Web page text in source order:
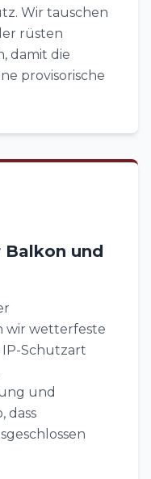
Wir tauschen
rüsten
damit die
provisorische
und
wir wetterfeste
IP-Schutzart
und
dass